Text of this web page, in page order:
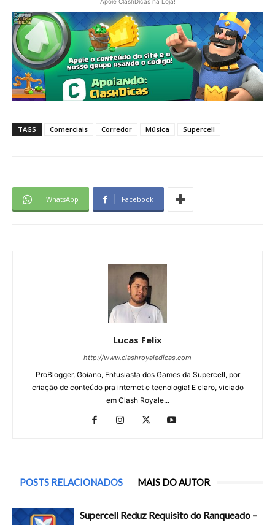
TAGS Comerciais Corredor Música Supercell
WhatsApp Facebook
Lucas Felix
http://www.clashroyaledicas.com
ProBlogger, Goiano, Entusiasta dos Games da Supercell, por
criação de conteúdo pra internet e tecnologia! E claro, viciado
em Clash Royale...
POSTS RELACIONADOS MAIS DO AUTOR
Supercell Reduz Requisito do Ranqueado –